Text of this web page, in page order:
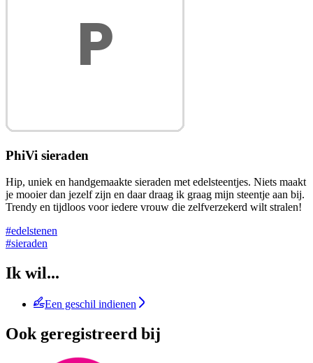
PhiVi sieraden
Hip, uniek en handgemaakte sieraden met edelsteentjes. Niets maakt
je mooier dan jezelf zijn en daar draag ik graag mijn steentje aan bij.
Trendy en tijdloos voor iedere vrouw die zelfverzekerd wilt stralen!
#edelstenen
#sieraden
Ik wil...
Een geschil indienen
Ook geregistreerd bij